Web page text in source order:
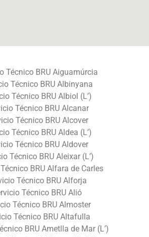
Técnico BRU Aiguamúrcia
Técnico BRU Albinyana
Técnico BRU Albiol (L’)
Técnico BRU Alcanar
Técnico BRU Alcover
Técnico BRU Aldea (L’)
Técnico BRU Aldover
Técnico BRU Aleixar (L’)
BRU Alfara de Carles
Técnico BRU Alforja
Técnico BRU Alió
Técnico BRU Almoster
Técnico BRU Altafulla
BRU Ametlla de Mar (L’)